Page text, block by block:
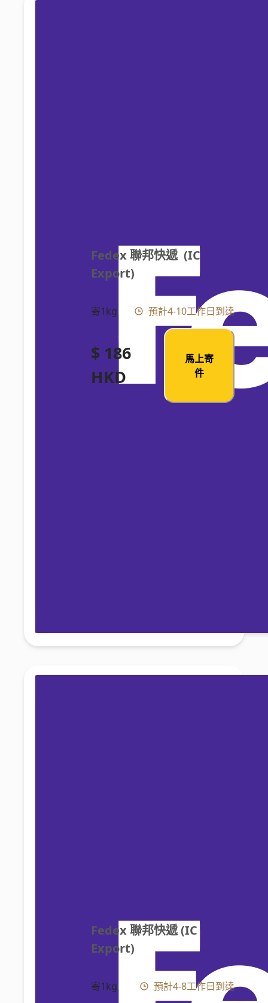
Fedex 聯邦快遞  (IC
Export)
寄1kg 預計4-10工作日到達
$ 186
HKD
馬上寄
件
Fedex 聯邦快遞 (IC
Export)
寄1kg 預計4-8工作日到達